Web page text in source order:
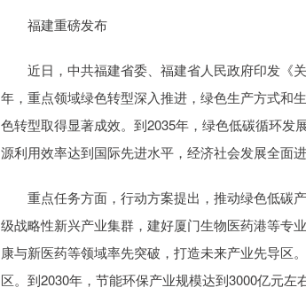
福建重磅发布
近日，中共福建省委、福建省人民政府印发《
年，重点领域绿色转型深入推进，绿色生产方式和
色转型取得显著成效。到2035年，绿色低碳循环发
源利用效率达到国际先进水平，经济社会发展全面
重点任务方面，行动方案提出，推动绿色低碳
级战略性新兴产业集群，建好厦门生物医药港等专
康与新医药等领域率先突破，打造未来产业先导区
区。到2030年，节能环保产业规模达到3000亿元左右